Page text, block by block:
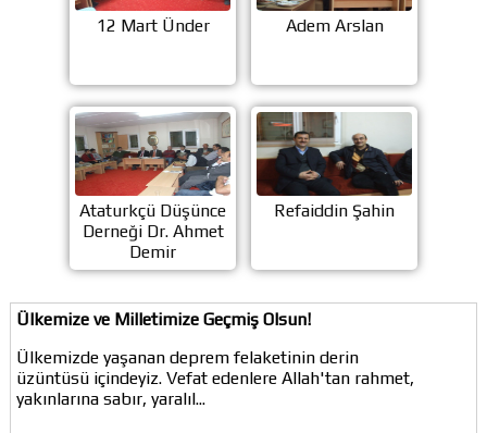
12 Mart Ünder Adem Arslan
Ataturkçü Düşünce
Derneği Dr. Ahmet
Demir
Refaiddin Şahin
Ülkemize ve Milletimize Geçmiş Olsun!
Ülkemizde yaşanan deprem felaketinin derin
üzüntüsü içindeyiz. Vefat edenlere Allah'tan rahmet,
yakınlarına sabır, yaralıl...